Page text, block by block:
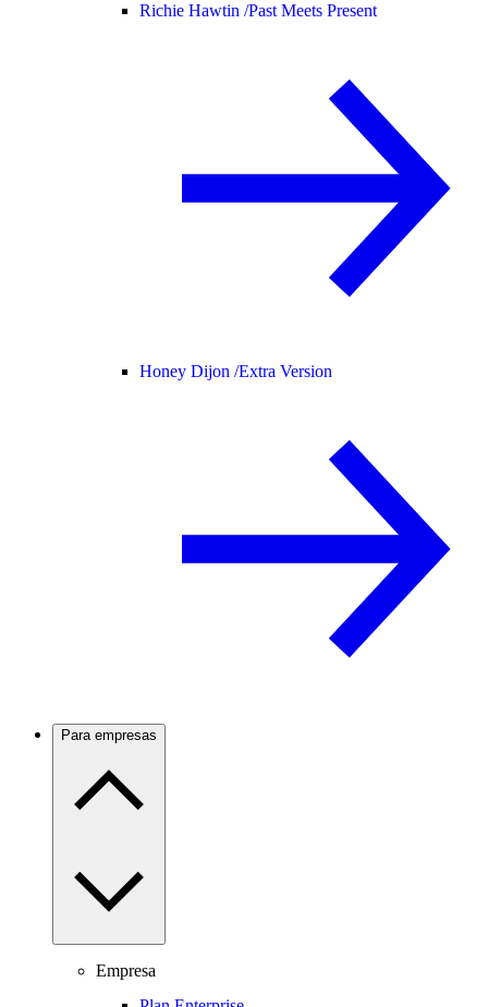
Richie Hawtin /Past Meets Present
Honey Dijon /Extra Version
Para empresas
Empresa